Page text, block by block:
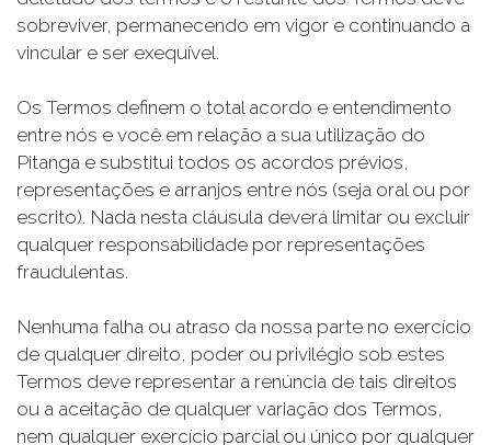
sobreviver, permanecendo em vigor e continuando a
vincular e ser exequível.
Os Termos definem o total acordo e entendimento
entre nós e você em relação a sua utilização do
Pitanga e substitui todos os acordos prévios,
representações e arranjos entre nós (seja oral ou por
escrito). Nada nesta cláusula deverá limitar ou excluir
qualquer responsabilidade por representações
fraudulentas.
Nenhuma falha ou atraso da nossa parte no exercício
de qualquer direito, poder ou privilégio sob estes
Termos deve representar a renúncia de tais direitos
ou a aceitação de qualquer variação dos Termos,
nem qualquer exercício parcial ou único por qualquer